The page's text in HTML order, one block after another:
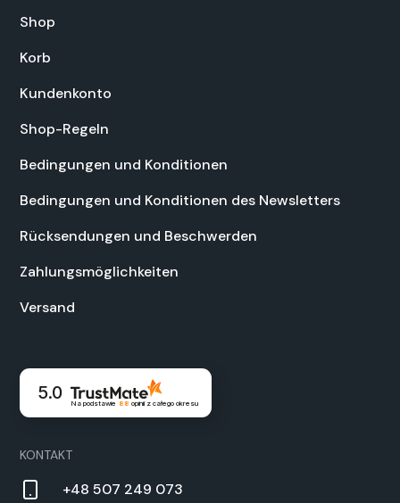
Shop
Korb
Kun­denkon­to
Shop-Regeln
Bedin­gun­gen und Kon­di­tio­nen
Bedin­gun­gen und Kon­di­tio­nen des Newslet­ters
Rück­sendun­gen und Beschw­er­den
Zahlungsmöglichkeit­en
Ver­sand
5.0
Na podstawie 88 opinii z całego okresu
KON­TAKT
+48 507 249 073